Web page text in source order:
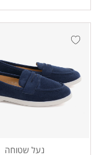
נעל שטוחה